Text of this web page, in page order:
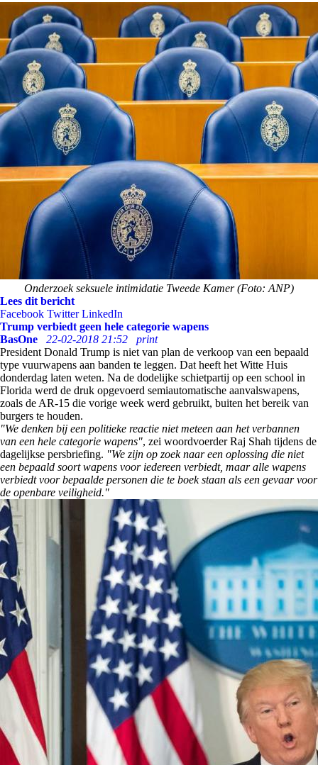
Onderzoek seksuele intimidatie Tweede Kamer (Foto: ANP)
Lees dit bericht
Facebook Twitter LinkedIn
Trump verbiedt geen hele categorie wapens
BasOne
22-02-2018 21:52
print
President Donald Trump is niet van plan de verkoop van een bepaald
type vuurwapens aan banden te leggen. Dat heeft het Witte Huis
donderdag laten weten. Na de dodelijke schietpartij op een school in
Florida werd de druk opgevoerd semiautomatische aanvalswapens,
zoals de AR-15 die vorige week werd gebruikt, buiten het bereik van
burgers te houden.
"We denken bij een politieke reactie niet meteen aan het verbannen
van een hele categorie wapens", zei woordvoerder Raj Shah tijdens de
dagelijkse persbriefing. "We zijn op zoek naar een oplossing die niet
een bepaald soort wapens voor iedereen verbiedt, maar alle wapens
verbiedt voor bepaalde personen die te boek staan als een gevaar voor
de openbare veiligheid."